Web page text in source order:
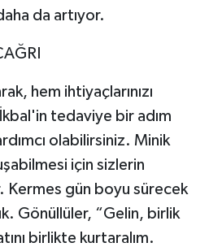
da artıyor.
hem ihtiyaçlarınızı
tedaviye bir adım
olabilirsiniz. Minik
için sizlerin
Kermes gün boyu sürecek
Gönüllüler, “Gelin, birlik
birlikte kurtaralım.